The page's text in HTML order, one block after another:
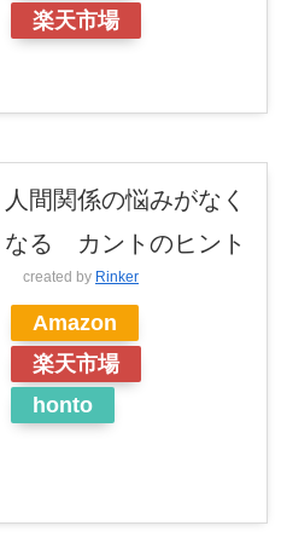
楽天市場
人間関係の悩みがなく
なる カントのヒント
created by Rinker
Amazon
楽天市場
honto